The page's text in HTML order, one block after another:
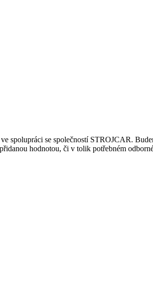
se společností STROJCAR.
hodnotou, či v tolik potřebném